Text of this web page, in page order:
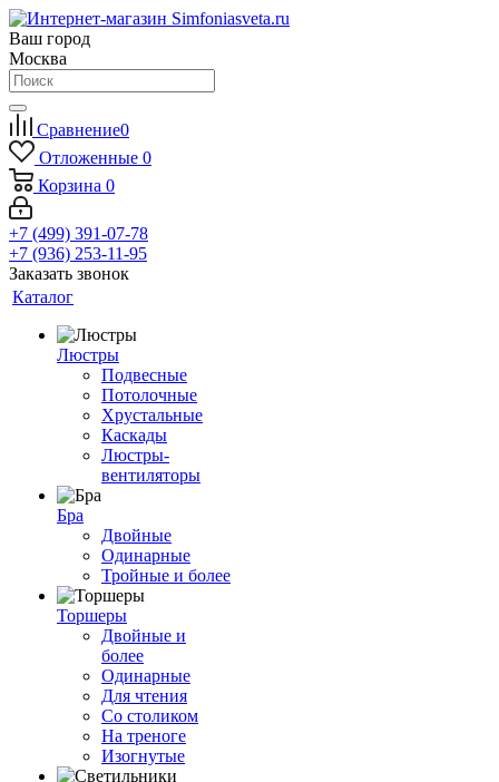
Ваш город
Москва
Сравнение0
Отложенные 0
Корзина 0
+7 (499) 391-07-78
+7 (936) 253-11-95
Заказать звонок
Каталог
Люстры
Подвесные
Потолочные
Хрустальные
Каскады
Люстры-
вентиляторы
Бра
Двойные
Одинарные
Тройные и более
Торшеры
Двойные и
более
Одинарные
Для чтения
Со столиком
На треноге
Изогнутые